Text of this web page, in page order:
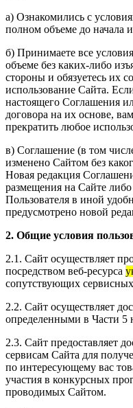
а) Ознакомились с
полном объеме до начала
б) Принимаете все
объеме без каких-либо
стороны и обязуетесь их
использование Сайта.
настоящего Соглашения
договора на их основе,
прекратить любое
в) Соглашение (в том
изменено Сайтом без
Новая редакция
размещения на Сайте
Пользователя в иной
предусмотрено новой
2. Общие условия
2.1. Сайт осуществляет
посредством веб-ресурса
сопутствующих
2.2. Сайт осуществляет
определенными в Части 5
2.3. Сайт предоставляет
сервисам Сайта для
по интересующему вас
участия в конкурсных
проводимых Сайтом.